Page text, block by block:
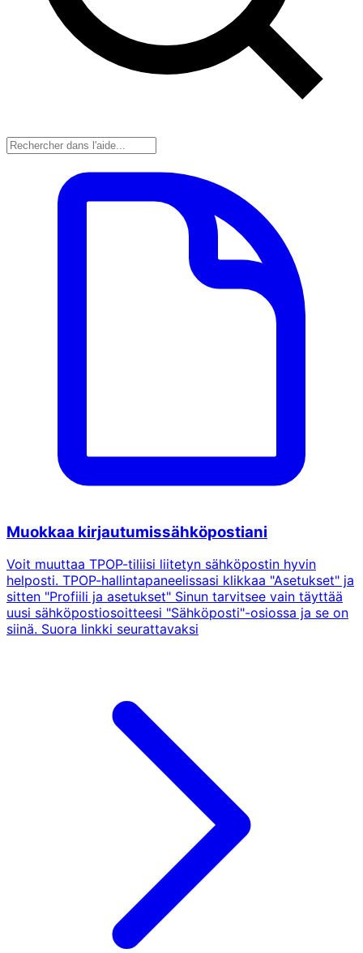
Muokkaa kirjautumissähköpostiani
Voit muuttaa TPOP-tiliisi liitetyn sähköpostin hyvin
helposti. TPOP-hallintapaneelissasi klikkaa "Asetukset" ja
sitten "Profiili ja asetukset" Sinun tarvitsee vain täyttää
uusi sähköpostiosoitteesi "Sähköposti"-osiossa ja se on
siinä. Suora linkki seurattavaksi